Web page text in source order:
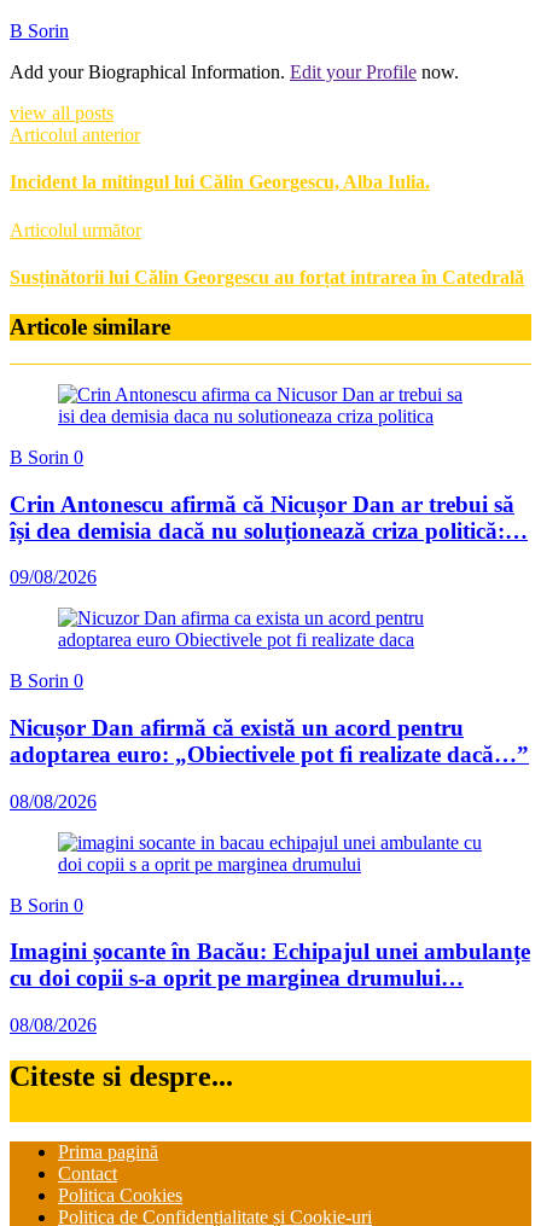
B Sorin
Add your Biographical Information. Edit your Profile now.
view all posts
Articolul anterior
Incident la mitingul lui Călin Georgescu, Alba Iulia.
Articolul următor
Susținătorii lui Călin Georgescu au forțat intrarea în Catedrală
Articole similare
B Sorin 0
Crin Antonescu afirmă că Nicușor Dan ar trebui să
își dea demisia dacă nu soluționează criza politică:…
09/08/2026
B Sorin 0
Nicușor Dan afirmă că există un acord pentru
adoptarea euro: „Obiectivele pot fi realizate dacă…”
08/08/2026
B Sorin 0
Imagini șocante în Bacău: Echipajul unei ambulanțe
cu doi copii s-a oprit pe marginea drumului…
08/08/2026
Citeste si despre...
Prima pagină
Contact
Politica Cookies
Politica de Confidențialitate și Cookie-uri